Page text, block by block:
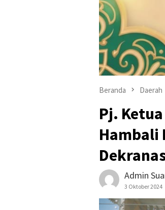
Beranda Daerah
Pj.
Hambali
Admin
3 Oktober 2024